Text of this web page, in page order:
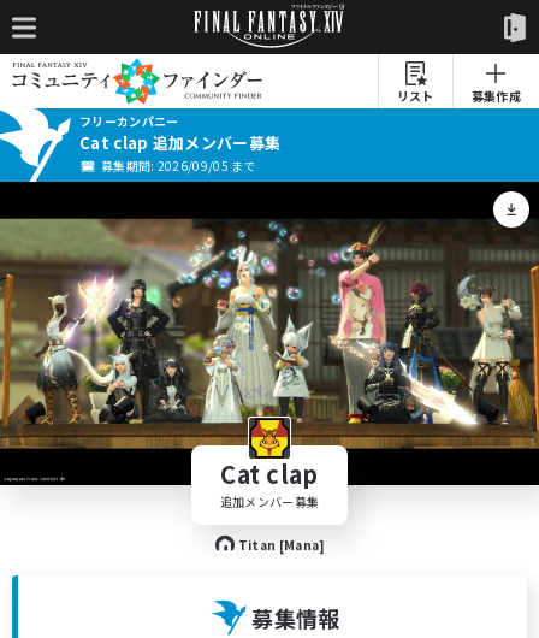
リスト
募集作成
フリーカンパニー
Cat clap 追加メンバー募集
募集期間: 2026/09/05 まで
Cat clap
追加メンバー募集
Titan [Mana]
募集情報